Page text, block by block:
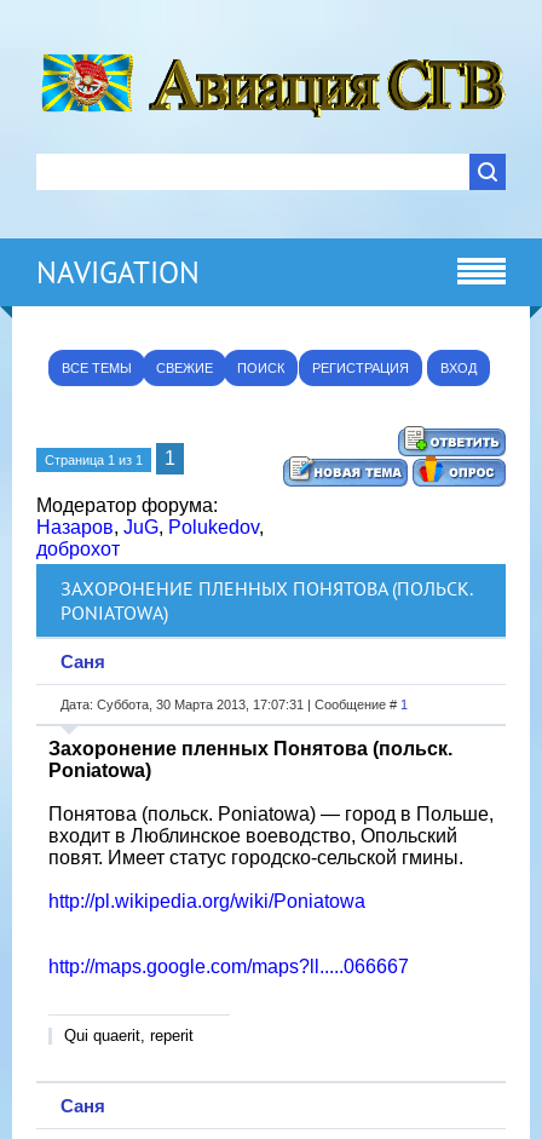
NAVIGATION
ВСЕ ТЕМЫ СВЕЖИЕ ПОИСК РЕГИСТРАЦИЯ ВХОД
Страница 1 из 1 1
Модератор форума:
Назаров, JuG, Polukedov,
доброхот
ЗАХОРОНЕНИЕ ПЛЕННЫХ ПОНЯТОВА (ПОЛЬСК.
PONIATOWA)
Саня
Дата: Суббота, 30 Марта 2013, 17:07:31 | Сообщение # 1
Захоронение пленных Понятова (польск.
Poniatowa)
Понятова (польск. Poniatowa) — город в Польше,
входит в Люблинское воеводство, Опольский
повят. Имеет статус городско-сельской гмины.
http://pl.wikipedia.org/wiki/Poniatowa
http://maps.google.com/maps?ll.....066667
Qui quaerit, reperit
Саня